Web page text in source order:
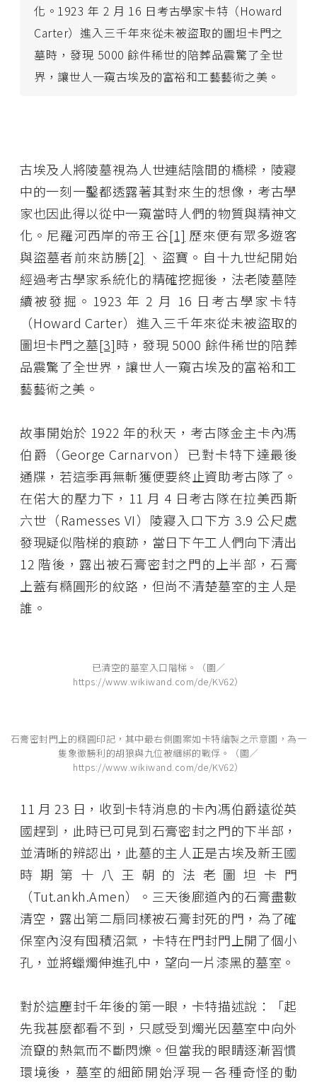
化。1923 年 2 月 16 日考古學家卡特（Howard
Carter）進入三千年來從未被盜取的圖坦卡門之
墓時，發現 5000 餘件稀世的陪葬品震驚了全世
界，讓世人一窺古埃及的富裕和工藝藝術之美。
古埃及人將陵墓視為人世連結陰間的橋樑，陵寢
中的一刻一鑿都透露著其對來生的想像，考古學
家也因此得以從中一窺當時人們的物質與精神文
化。尼羅河西岸的帝王谷[1] 歷來便有眾多遊客
與盜墓者前來訪勝[2] 、盜寶。自十九世紀開始
經過考古學家系統化的精確挖掘後，法老陵墓陸
續被發掘。1923 年 2 月 16 日考古學家卡特
（Howard Carter）進入三千年來從未被盜取的
圖坦卡門之墓[3]時，發現 5000 餘件稀世的陪葬
品震驚了全世界，讓世人一窺古埃及的富裕和工
藝藝術之美。
故事開始於 1922 年的秋天，考古隊金主卡內馮
伯爵（George Carnarvon）已對卡特下達最後
通牒，若這季再無斬獲便要終止資助考古隊了。
在偌大的壓力下，11 月 4 日考古隊在拉美西斯
六世（Ramesses VI）陵寢入口下方 3.9 公尺處
發現疑似階梯的痕跡，當日下午工人們向下清出
12 階後，露出被石膏密封之門的上半部，石膏
上蓋有橢圓形的紋路，但尚不清楚墓室的主人是
誰。
已清空的墓室入口階梯。（圖／
https://www.wikiwand.com/de/KV62）
石膏密封門上的橢圓印記，其中最右側圖案如卡特繪製之示意圖，為一
隻象徵勝利的胡狼與九位被綑綁的戰俘。（圖／
https://www.wikiwand.com/de/KV62）
11 月 23 日，收到卡特消息的卡內馮伯爵遠從英
國趕到，此時已可見到石膏密封之門的下半部，
並清晰的辨認出，此墓的主人正是古埃及新王國
時期第十八王朝的法老圖坦卡門
（Tut.ankh.Amen）。三天後廊道內的石膏盡數
清空，露出第二扇同樣被石膏封死的門，為了確
保室內沒有囤積沼氣，卡特在門封門上開了個小
孔，並將蠟燭伸進孔中，望向一片漆黑的墓室。
對於這塵封千年後的第一眼，卡特描述說：「起
先我甚麼都看不到，只感受到燭光因墓室中向外
流竄的熱氣而不斷閃爍。但當我的眼睛逐漸習慣
環境後，墓室的細節開始浮現－各種奇怪的動